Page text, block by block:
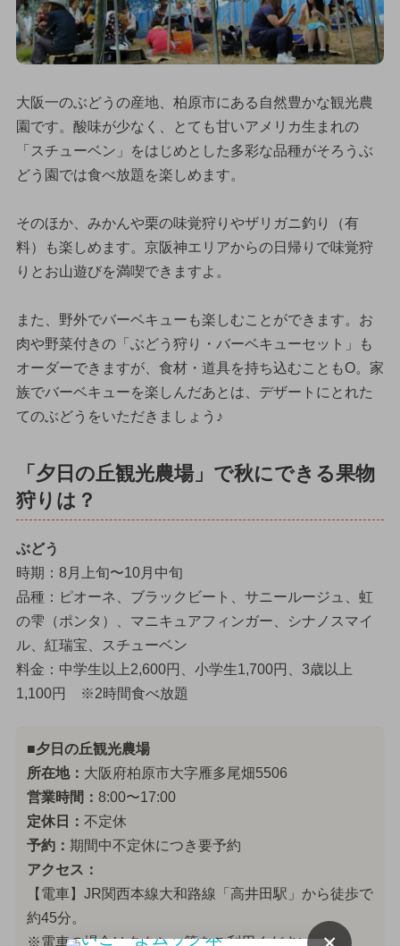
大阪一のぶどうの産地、柏原市にある自然豊かな観光農
園です。酸味が少なく、とても甘いアメリカ生まれの
「スチューベン」をはじめとした多彩な品種がそろうぶ
どう園では食べ放題を楽しめます。
そのほか、みかんや栗の味覚狩りやザリガニ釣り（有
料）も楽しめます。京阪神エリアからの日帰りで味覚狩
りとお山遊びを満喫できますよ。
また、野外でバーベキューも楽しむことができます。お
肉や野菜付きの「ぶどう狩り・バーベキューセット」も
オーダーできますが、食材・道具を持ち込むこともO。家
族でバーベキューを楽しんだあとは、デザートにとれた
てのぶどうをいただきましょう♪
「夕日の丘観光農場」で秋にできる果物
狩りは？
ぶどう
時期：8月上旬〜10月中旬
品種：ピオーネ、ブラックビート、サニールージュ、虹
の雫（ポンタ）、マニキュアフィンガー、シナノスマイ
ル、紅瑞宝、スチューベン
料金：中学生以上2,600円、小学生1,700円、3歳以上
1,100円 ※2時間食べ放題
■夕日の丘観光農場
所在地： 大阪府柏原市大字雁多尾畑5506
営業時間： 8:00〜17:00
定休日： 不定休
予約： 期間中不定休につき要予約
アクセス：
【電車】JR関西本線大和路線「高井田駅」から徒歩で
約45分。
※電車の場合はタクシー等をご利用ください